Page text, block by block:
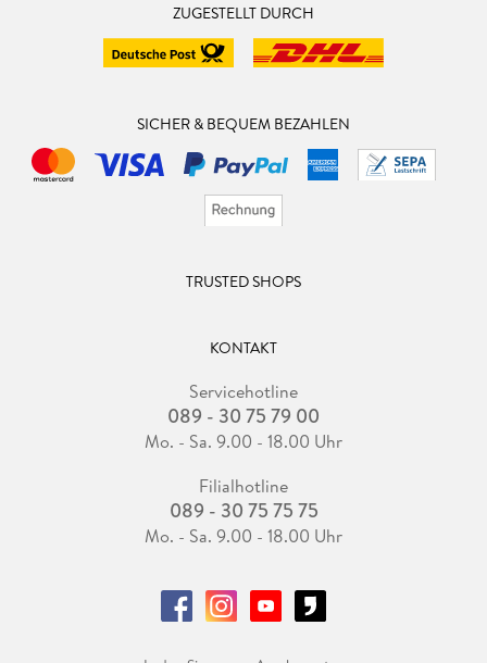
ZUGESTELLT DURCH
SICHER & BEQUEM BEZAHLEN
TRUSTED SHOPS
KONTAKT
Servicehotline
089 - 30 75 79 00
Mo. - Sa. 9.00 - 18.00 Uhr
Filialhotline
089 - 30 75 75 75
Mo. - Sa. 9.00 - 18.00 Uhr